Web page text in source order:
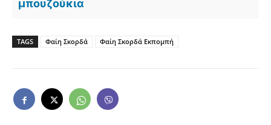
μπουζούκια
TAGS Φαίη Σκορδά Φαίη Σκορδά Εκπομπή